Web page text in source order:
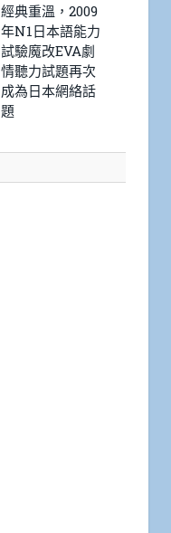
經典重溫，2009
年N1日本語能力
試驗魔改EVA劇
情聽力試題再次
成為日本網絡話
題